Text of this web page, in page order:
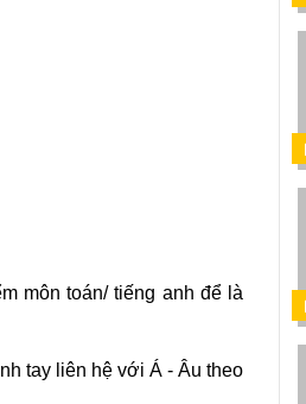
môn toán/ tiếng anh để là
tay liên hệ với Á - Âu theo